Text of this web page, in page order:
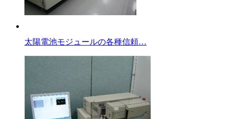
太陽電池モジュールの各種信頼…